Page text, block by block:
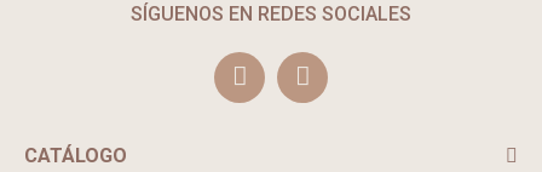
SÍGUENOS EN REDES SOCIALES
CATÁLOGO